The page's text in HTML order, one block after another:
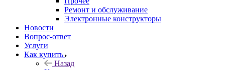
Ремонт и обслуживание
Электронные конструкторы
Новости
Вопрос-ответ
Услуги
Как купить
Назад